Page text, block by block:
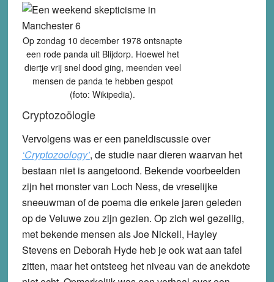
Op zondag 10 december 1978 ontsnapte
een rode panda uit Blijdorp. Hoewel het
diertje vrij snel dood ging, meenden veel
mensen de panda te hebben gespot
(foto: Wikipedia).
Cryptozoölogie
Vervolgens was er een paneldiscussie over
‘Cryptozoology’, de studie naar dieren waarvan het
bestaan niet is aangetoond. Bekende voorbeelden
zijn het monster van Loch Ness, de vreselijke
sneeuwman of de poema die enkele jaren geleden
op de Veluwe zou zijn gezien. Op zich wel gezellig,
met bekende mensen als Joe Nickell, Hayley
Stevens en Deborah Hyde heb je ook wat aan tafel
zitten, maar het ontsteeg het niveau van de anekdote